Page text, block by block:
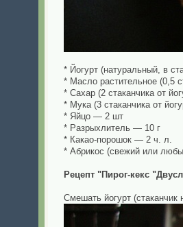
* Йогурт (натуральный, в
* Масло растительное (0,5
* Сахар (2 стаканчика от
* Мука (3 стаканчика от
* Яйцо — 2 шт
* Разрыхлитель — 10 г
* Какао-порошок — 2 ч. л.
* Абрикос (свежий или
Рецепт "Пирог-кекс
Смешать йогурт